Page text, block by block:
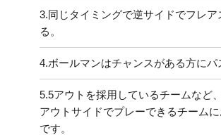
3.同じタイミングで逆サイドでフレ
る。
4.ボールマンはチャンスがある方にパ
5.5アウトを採用しているチームなど
アウトサイドでプレーできるチーム
です。